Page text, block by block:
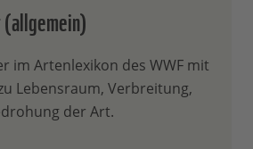
im Artenlexikon des WWF mit
Lebensraum, Verbreitung,
der Art.